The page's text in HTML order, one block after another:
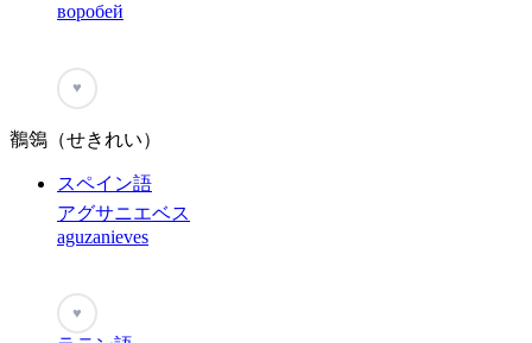
воробей
♥
鶺鴒（せきれい）
スペイン語
アグサニエベス
aguzanieves
♥